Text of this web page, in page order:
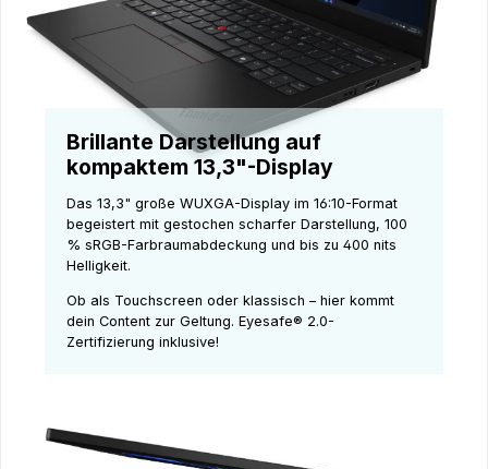
Brillante Darstellung auf
kompaktem 13,3"-Display
Das 13,3" große WUXGA-Display im 16:10-Format
begeistert mit gestochen scharfer Darstellung, 100
% sRGB-Farbraumabdeckung und bis zu 400 nits
Helligkeit.
Ob als Touchscreen oder klassisch – hier kommt
dein Content zur Geltung. Eyesafe® 2.0-
Zertifizierung inklusive!